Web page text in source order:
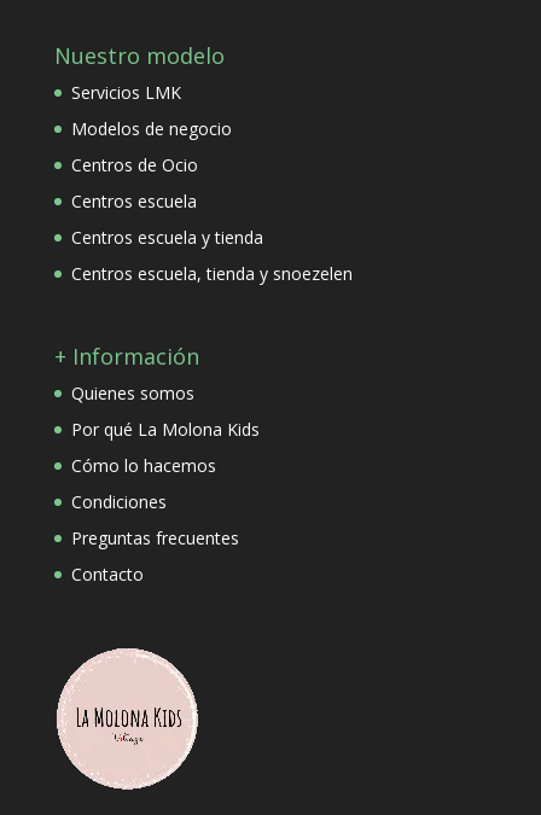
Nuestro modelo
Servicios LMK
Modelos de negocio
Centros de Ocio
Centros escuela
Centros escuela y tienda
Centros escuela, tienda y snoezelen
+ Información
Quienes somos
Por qué La Molona Kids
Cómo lo hacemos
Condiciones
Preguntas frecuentes
Contacto